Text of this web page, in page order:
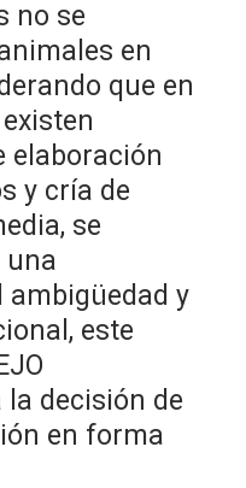
no se
en
que en
elaboración
y cría de
se
una
y
este
la decisión de
en forma